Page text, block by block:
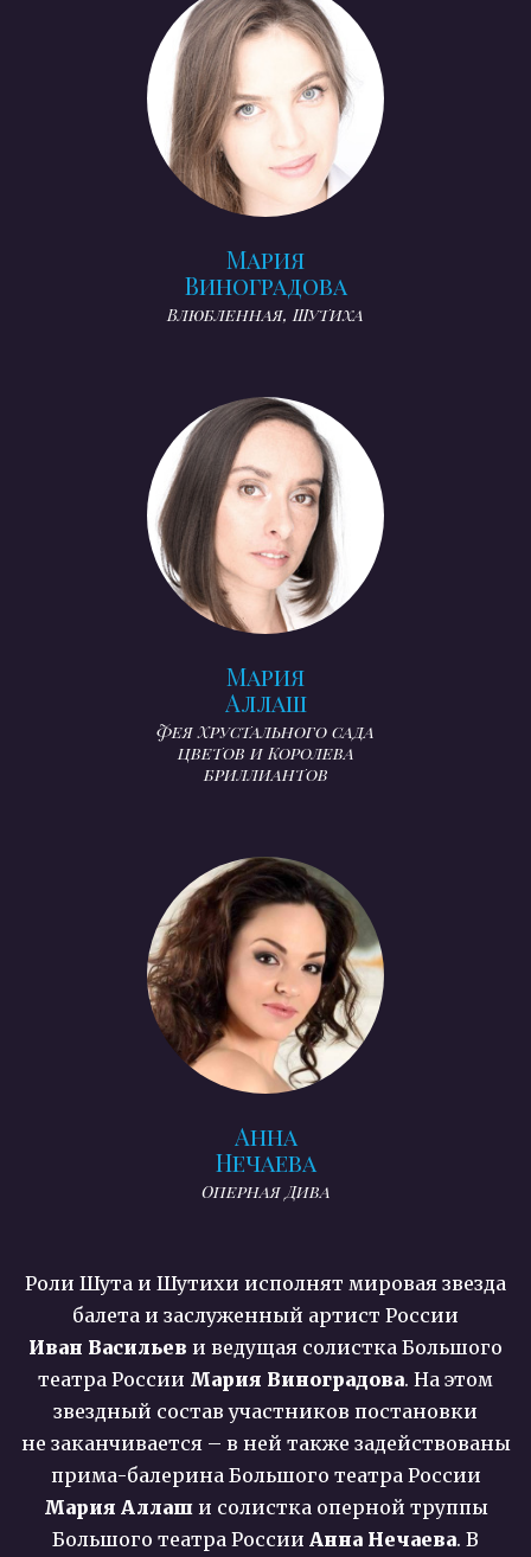
Мария
Виноградова
Влюбленная, Шутиха
Мария
Аллаш
Фея Хрустального сада
цветов и Королева
бриллиантов
Анна
Нечаева
Оперная Дива
Роли Шута и Шутихи исполнят мировая звезда
балета и заслуженный артист России
Иван Васильев и ведущая солистка Большого
театра России Мария Виноградова. На этом
звездный состав участников постановки
не заканчивается – в ней также задействованы
прима-балерина Большого театра России
Мария Аллаши солистка оперной труппы
Большого театра России Анна Нечаева. В